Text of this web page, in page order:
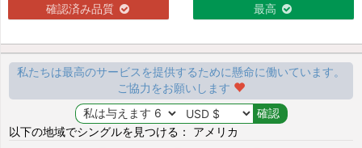
確認済み品質 最高
私たちは最高のサービスを提供するために懸命に働いています。
ご協力をお願いします
以下の地域でシングルを見つける： アメリカ